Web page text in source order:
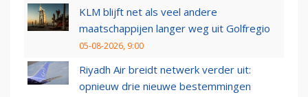
KLM blijft net als veel andere
maatschappijen langer weg uit Golfregio
05-08-2026, 9:00
Riyadh Air breidt netwerk verder uit:
opnieuw drie nieuwe bestemmingen